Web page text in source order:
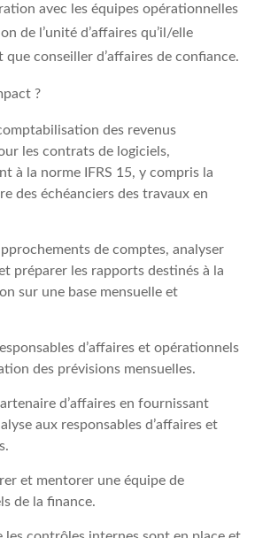
avec les équipes opérationnelles
de l’unité d’affaires qu’il/elle
conseiller d’affaires de confiance.
?
des revenus
les contrats de logiciels,
à la norme IFRS 15, y compris la
des échéanciers des travaux en
de comptes, analyser
préparer les rapports destinés à la
sur une base mensuelle et
d’affaires et opérationnels
des prévisions mensuelles.
d’affaires en fournissant
aux responsables d’affaires et
et mentorer une équipe de
de la finance.